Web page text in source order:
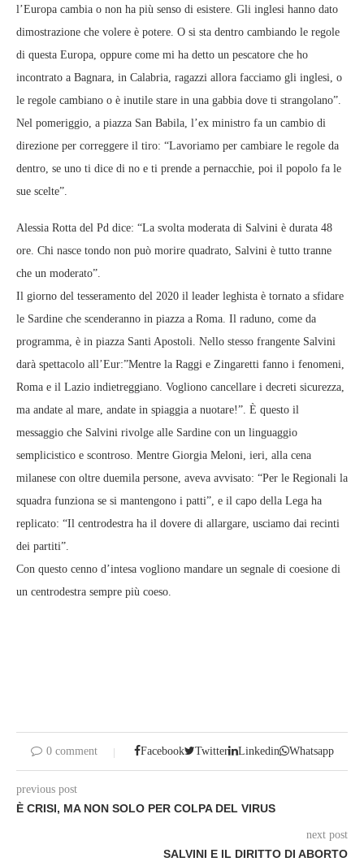
l’Europa cambia o non ha più senso di esistere. Gli inglesi hanno dato
dimostrazione che volere è potere. O si sta dentro cambiando le regole
di questa Europa, oppure come mi ha detto un pescatore che ho
incontrato a Bagnara, in Calabria, ragazzi allora facciamo gli inglesi, o
le regole cambiano o è inutile stare in una gabbia dove ti strangolano”.
Nel pomeriggio, a piazza San Babila, l’ex ministro fa un cambio di
direzione per correggere il tiro: “Lavoriamo per cambiare le regole da
dentro, se uno ti dice di no e ti prende a pernacchie, poi il popolo fa le
sue scelte”.
Alessia Rotta del Pd dice: “La svolta moderata di Salvini è durata 48
ore. Chi nasce tondo non può morire quadrato, Salvini è tutto tranne
che un moderato”.
Il giorno del tesseramento del 2020 il leader leghista è tornato a sfidare
le Sardine che scenderanno in piazza a Roma. Il raduno, come da
programma, è in piazza Santi Apostoli. Nello stesso frangente Salvini
darà spettacolo all’Eur:”Mentre la Raggi e Zingaretti fanno i fenomeni,
Roma e il Lazio indietreggiano. Vogliono cancellare i decreti sicurezza,
ma andate al mare, andate in spiaggia a nuotare!”. È questo il
messaggio che Salvini rivolge alle Sardine con un linguaggio
semplicistico e scontroso. Mentre Giorgia Meloni, ieri, alla cena
milanese con oltre duemila persone, aveva avvisato: “Per le Regionali la
squadra funziona se si mantengono i patti”, e il capo della Lega ha
replicato: “Il centrodestra ha il dovere di allargare, usciamo dai recinti
dei partiti”.
Con questo cenno d’intesa vogliono mandare un segnale di coesione di
un centrodestra sempre più coeso.
0 comment Facebook Twitter Linkedin Whatsapp
previous post
È CRISI, MA NON SOLO PER COLPA DEL VIRUS
next post
SALVINI E IL DIRITTO DI ABORTO